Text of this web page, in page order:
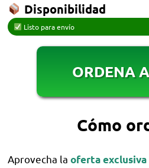
Disponibilidad
Listo para envío
ORDENA
Cómo
Aprovecha la oferta exclusiva